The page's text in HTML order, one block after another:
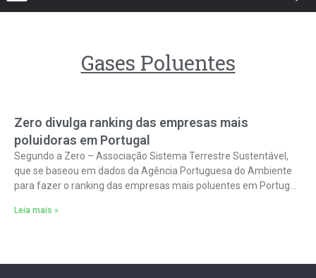
Gases Poluentes
Zero divulga ranking das empresas mais
poluidoras em Portugal
Segundo a Zero – Associação Sistema Terrestre Sustentável,
que se baseou em dados da Agência Portuguesa do Ambiente
para fazer o ranking das empresas mais poluentes em Portugal
Leia mais »